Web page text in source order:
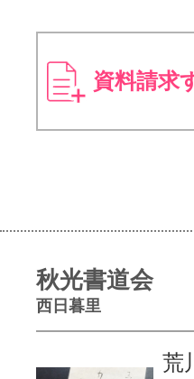
資料請求
秋光書道会
西日暮里
荒